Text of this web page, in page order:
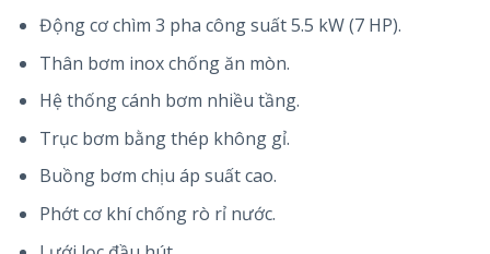
Động cơ chìm 3 pha công suất 5.5 kW (7 HP).
Thân bơm inox chống ăn mòn.
Hệ thống cánh bơm nhiều tầng.
Trục bơm bằng thép không gỉ.
Buồng bơm chịu áp suất cao.
Phớt cơ khí chống rò rỉ nước.